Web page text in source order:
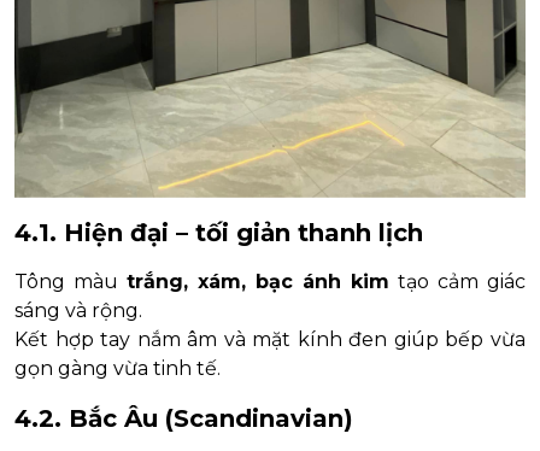
4.1. Hiện đại – tối giản thanh lịch
Tông màu trắng, xám, bạc ánh kim tạo cảm giác
sáng và rộng.
Kết hợp tay nắm âm và mặt kính đen giúp bếp vừa
gọn gàng vừa tinh tế.
4.2. Bắc Âu (Scandinavian)